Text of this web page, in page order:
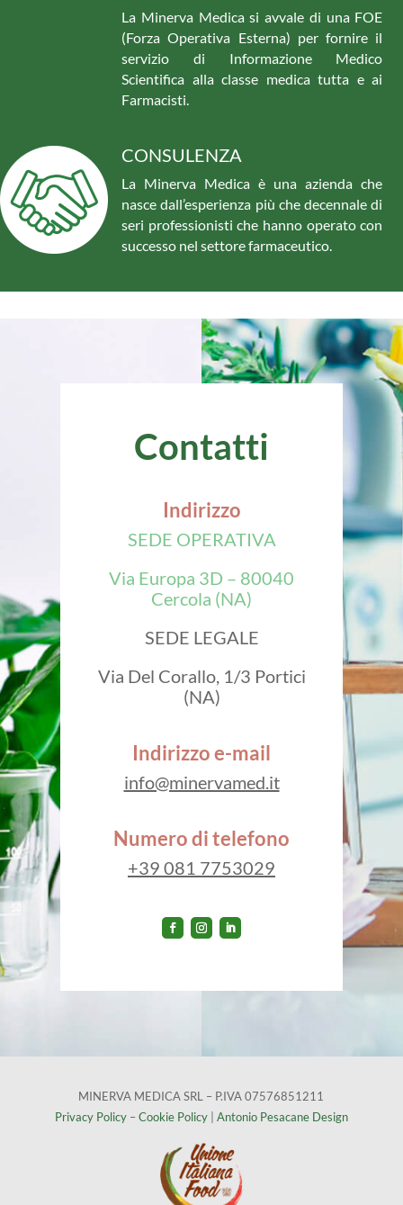
La Minerva Medica si avvale di una FOE
(Forza Operativa Esterna) per fornire il
servizio di Informazione Medico
Scientifica alla classe medica tutta e ai
Farmacisti.
CONSULENZA
La Minerva Medica è una azienda che
nasce dall’esperienza più che decennale di
seri professionisti che hanno operato con
successo nel settore farmaceutico.
Contatti
Indirizzo
SEDE OPERATIVA
Via Europa 3D – 80040
Cercola (NA)
SEDE LEGALE
Via Del Corallo, 1/3 Portici
(NA)
Indirizzo e-mail
info@minervamed.it
Numero di telefono
+39 081 7753029
MINERVA MEDICA SRL – P.IVA 07576851211
Privacy Policy–Cookie Policy| Antonio Pesacane Design